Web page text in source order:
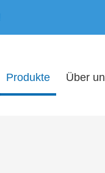
Produkte Über